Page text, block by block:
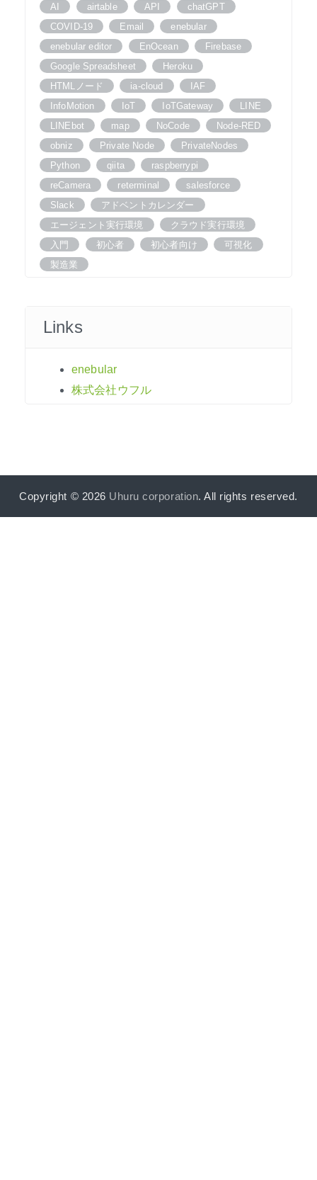
AI
airtable API
chatGPT
COVID-19
Email
enebular
enebular editor
EnOcean
Firebase
Google Spreadsheet
Heroku
HTMLノード
ia-cloud
IAF
InfoMotion
IoT IoTGateway
LINE
LINEbot
map NoCode
Node-RED
obniz
Private Node
PrivateNodes
Python
qiita
raspberrypi
reCamera
reterminal
salesforce
Slack
アドベントカレンダー
エージェント実行環境
クラウド実行環境
入門
初心者 初心者向け
可視化
製造業
Links
enebular
株式会社ウフル
Copyright © 2026 Uhuru corporation. All rights reserved.